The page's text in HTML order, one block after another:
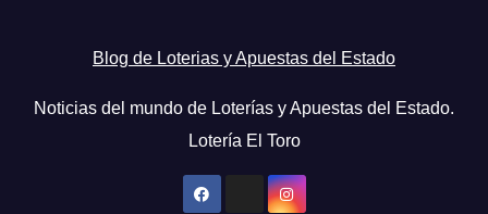
Blog de Loterias y Apuestas del Estado
Noticias del mundo de Loterías y Apuestas del Estado.
Lotería El Toro